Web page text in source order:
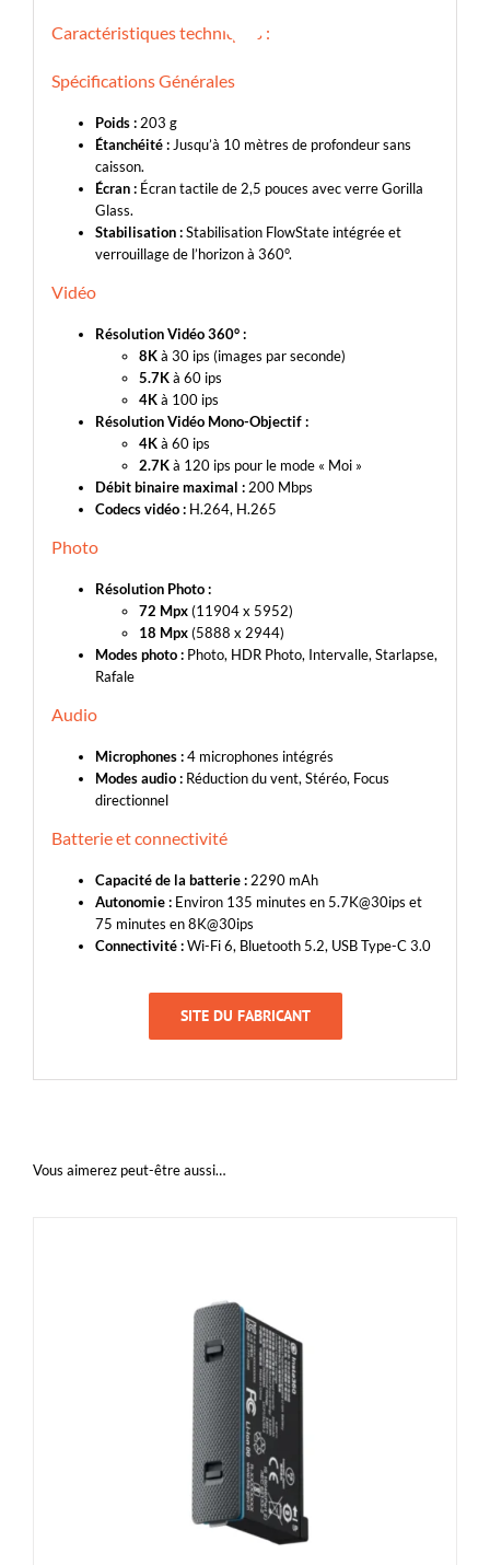
Caractéristiques techniques :
Spécifications Générales
Poids :203 g
Étanchéité :Jusqu’à 10 mètres de profondeur sans
caisson.
Écran :Écran tactile de 2,5 pouces avec verre Gorilla
Glass.
Stabilisation :Stabilisation FlowState intégrée et
verrouillage de l’horizon à 360°.
Vidéo
Résolution Vidéo 360° :
8Kà 30 ips (images par seconde)
5.7Kà 60 ips
4Kà 100 ips
Résolution Vidéo Mono-Objectif :
4Kà 60 ips
2.7Kà 120 ips pour le mode « Moi »
Débit binaire maximal :200 Mbps
Codecs vidéo :H.264, H.265
Photo
Résolution Photo :
72 Mpx(11904 x 5952)
18 Mpx(5888 x 2944)
Modes photo :Photo, HDR Photo, Intervalle, Starlapse,
Rafale
Audio
Microphones :4 microphones intégrés
Modes audio :Réduction du vent, Stéréo, Focus
directionnel
Batterie et connectivité
Capacité de la batterie :2290 mAh
Autonomie :Environ 135 minutes en 5.7K@30ips et
75 minutes en 8K@30ips
Connectivité :Wi-Fi 6, Bluetooth 5.2, USB Type-C 3.0
SITE DU FABRICANT
Vous aimerez peut-être aussi…